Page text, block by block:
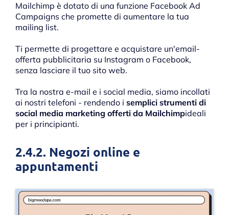
Mailchimp è dotato di una funzione Facebook Ad
Campaigns che promette di aumentare la tua
mailing list.
Ti permette di progettare e acquistare un'email-
offerta pubblicitaria su Instagram o Facebook,
senza lasciare il tuo sito web.
Tra la nostra e-mail e i social media, siamo incollati
ai nostri telefoni - rendendo i semplici strumenti di
social media marketing offerti da Mailchimpideali
per i principianti.
2.4.2. Negozi online e
appuntamenti